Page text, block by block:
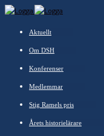
Aktuellt
Om DSH
Konferenser
Medlemmar
Stig Ramels pris
Årets historielärare